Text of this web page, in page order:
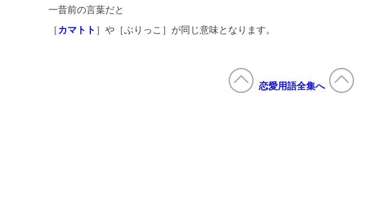
一昔前の言葉だと
［ カマトト ］や［ぶりっこ］が同じ意味となります。
恋愛用語全集へ